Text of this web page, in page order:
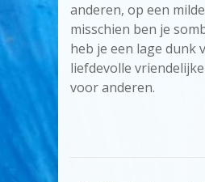
anderen, op een
misschien ben je
heb je een lage dunk
liefdevolle
voor anderen.